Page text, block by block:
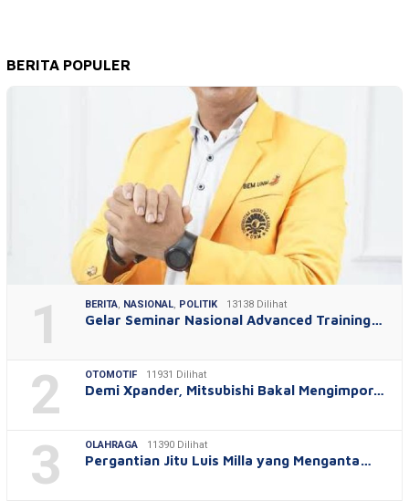
BERITA POPULER
1 BERITA, NASIONAL, POLITIK 13138 Dilihat
Gelar Seminar Nasional Advanced Training…
2 OTOMOTIF 11931 Dilihat
Demi Xpander, Mitsubishi Bakal Mengimpor…
3 OLAHRAGA 11390 Dilihat
Pergantian Jitu Luis Milla yang Menganta…